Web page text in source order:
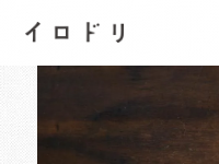
イロドリ